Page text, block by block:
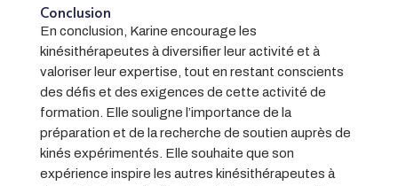
Conclusion
En conclusion, Karine encourage les
kinésithérapeutes à diversifier leur activité et à
valoriser leur expertise, tout en restant conscients
des défis et des exigences de cette activité de
formation. Elle souligne l’importance de la
préparation et de la recherche de soutien auprès de
kinés expérimentés. Elle souhaite que son
expérience inspire les autres kinésithérapeutes à